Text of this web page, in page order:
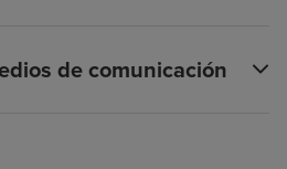
de comunicación